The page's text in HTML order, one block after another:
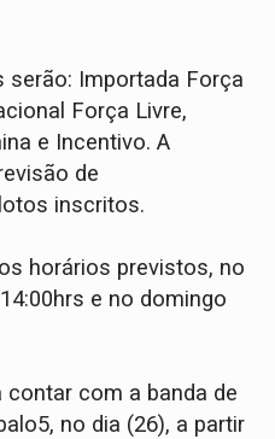
serão: Importada Força
Força Livre,
e Incentivo. A
de
inscritos.
horários previstos, no
e no domingo
contar com a banda de
no dia (26), a partir